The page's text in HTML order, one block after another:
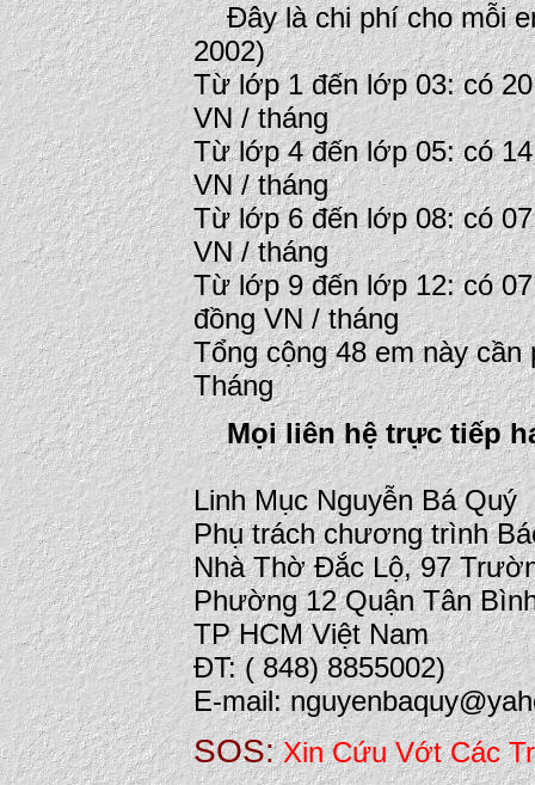
Đây là chi phí cho mỗi
2002)
Từ lớp 1 đến lớp 03: có
VN / tháng
Từ lớp 4 đến lớp 05: có
VN / tháng
Từ lớp 6 đến lớp 08: có
VN / tháng
Từ lớp 9 đến lớp 12: có
đồng VN / tháng
Tổng cộng 48 em này
Tháng
Mọi liên hệ trực tiếp
Linh Mục Nguyễn Bá Quý
Phụ trách chương trình
Nhà Thờ Đắc Lộ, 97
Phường 12 Quận Tân
TP HCM Việt Nam
ĐT: ( 848) 8855002)
E-mail:
SOS:Xin Cứu Vớt Các